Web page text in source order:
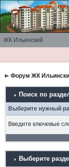
ЖК Ильинский
Форум ЖК
Поиск по
Выберите нужный
Введите ключевые
Выберите